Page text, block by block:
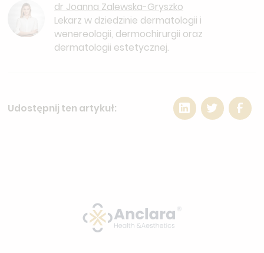
dr Joanna Zalewska-Gryszko
Lekarz w dziedzinie dermatologii i
wenereologii, dermochirurgii oraz
dermatologii estetycznej.
Udostępnij ten artykuł: